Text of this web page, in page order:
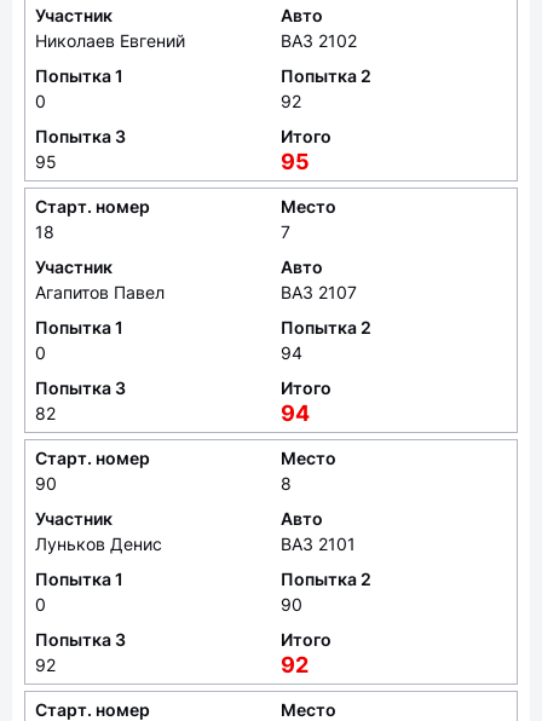
Участник
Николаев Евгений
Авто
ВАЗ 2102
Попытка 1
0
Попытка 2
92
Попытка 3
95
Итого
95
Старт. номер
18
Место
7
Участник
Агапитов Павел
Авто
ВАЗ 2107
Попытка 1
0
Попытка 2
94
Попытка 3
82
Итого
94
Старт. номер
90
Место
8
Участник
Луньков Денис
Авто
ВАЗ 2101
Попытка 1
0
Попытка 2
90
Попытка 3
92
Итого
92
Старт. номер
Место